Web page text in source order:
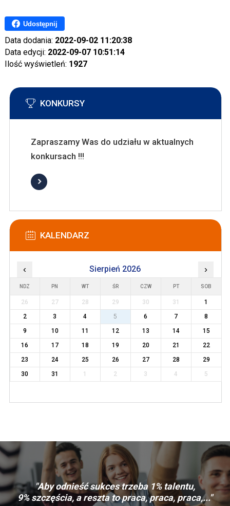
Udostępnij
Data dodania: 2022-09-02 11:20:38
Data edycji: 2022-09-07 10:51:14
Ilość wyświetleń: 1927
KONKURSY
Zapraszamy Was do udziału w aktualnych
konkursach !!!
KALENDARZ
‹ Sierpień 2026 ›
NDZ PN WT ŚR CZW PT SOB
26 27 28 29 30 31
1
2
3 4 5 6 7
8
9
10 11 12 13 14
15
16
17 18 19 20 21
22
23
24 25 26 27 28
29
30
31 1 2 3 4 5
"Aby odnieść sukces trzeba 1% talentu,
9% szczęścia, a reszta to praca, praca, praca,..."